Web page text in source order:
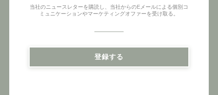
当社のニュースレターを購読し、当社からのEメールによる個別コ
ミュニケーションやマーケティングオファーを受け取る。
登録する